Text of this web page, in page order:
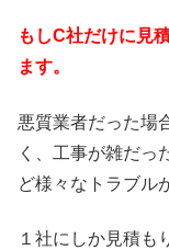
もしC社だけに見
ます。
悪質業者だった場
く、工事が雑だっ
ど様々なトラブル
１社にしか見積も